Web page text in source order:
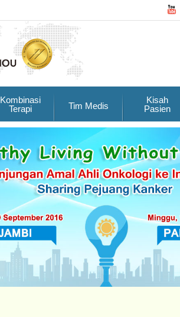
Kombinasi
Terapi
Tim Medis
Kisah
Pasien